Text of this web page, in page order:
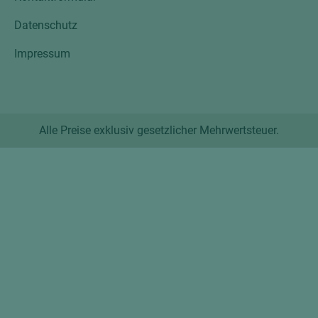
Datenschutz
Impressum
Alle Preise exklusiv gesetzlicher Mehrwertsteuer.